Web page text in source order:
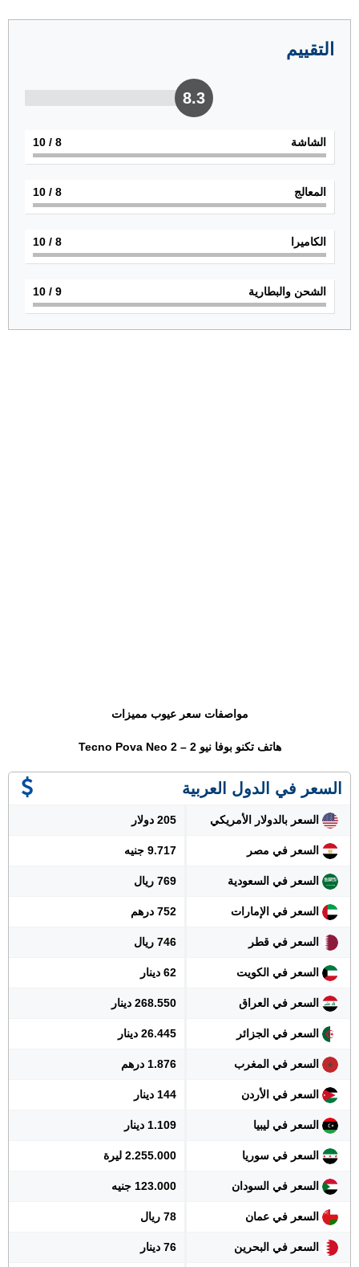
التقييم
8.3
الشاشة 8
/ 10
المعالج 8
/ 10
الكاميرا 8
/ 10
الشحن والبطارية 9
/ 10
مواصفات سعر عيوب مميزات
هاتف تكنو بوفا نيو 2 – Tecno Pova Neo 2
السعر في الدول العربية
السعر بالدولار الأمريكي 205 دولار
السعر في مصر 9.717 جنيه
السعر في السعودية 769 ريال
السعر في الإمارات 752 درهم
السعر في قطر 746 ريال
السعر في الكويت 62 دينار
السعر في العراق 268.550 دينار
السعر في الجزائر 26.445 دينار
السعر في المغرب 1.876 درهم
السعر في الأردن 144 دينار
السعر في ليبيا 1.109 دينار
السعر في سوريا 2.255.000 ليرة
السعر في السودان 123.000 جنيه
السعر في عمان 78 ريال
السعر في البحرين 76 دينار